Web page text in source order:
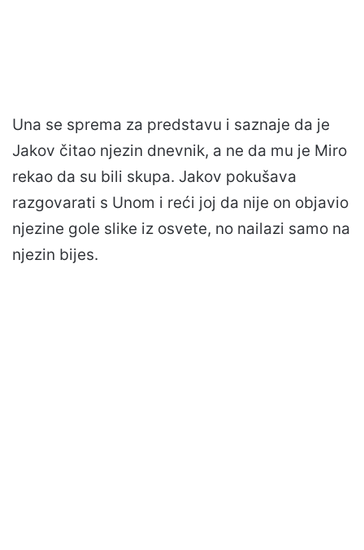
Una se sprema za predstavu i saznaje da je
Jakov čitao njezin dnevnik, a ne da mu je Miro
rekao da su bili skupa. Jakov pokušava
razgovarati s Unom i reći joj da nije on objavio
njezine gole slike iz osvete, no nailazi samo na
njezin bijes.